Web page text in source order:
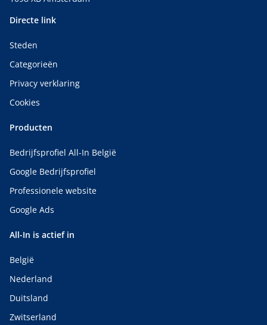
Directe link
Steden
Categorieën
Privacy verklaring
Cookies
Producten
Bedrijfsprofiel All-In België
Google Bedrijfsprofiel
Professionele website
Google Ads
All-In is actief in
België
Nederland
Duitsland
Zwitserland